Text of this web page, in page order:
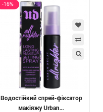
-16%
Водостійкий спрей-фіксатор
макіяжу Urban...